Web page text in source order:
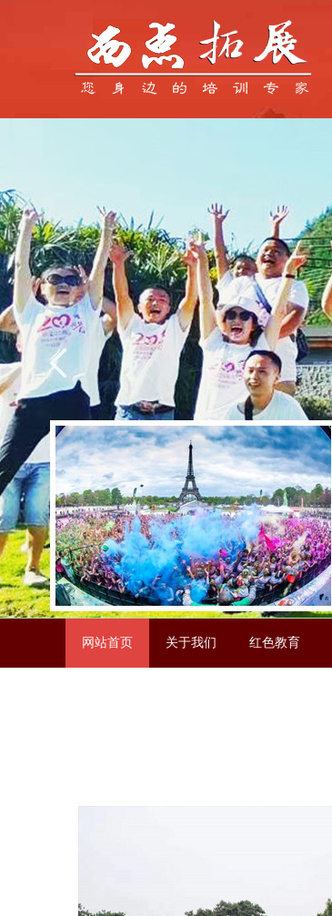
网站首页 关于我们 红色教育